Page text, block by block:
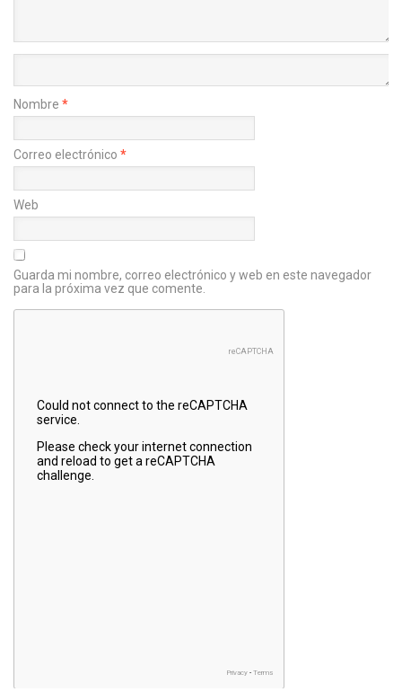
Nombre *
Correo electrónico *
Web
Guarda mi nombre, correo electrónico y web en este navegador
para la próxima vez que comente.